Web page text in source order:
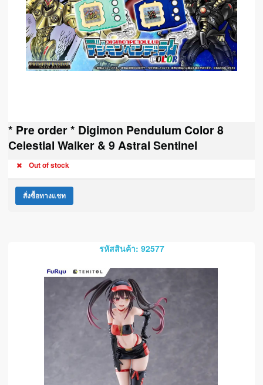
* Pre order * Digimon Pendulum Color 8
Celestial Walker & 9 Astral Sentinel
Out of stock
สั่งซื้อทางแชท
รหัสสินค้า: 92577